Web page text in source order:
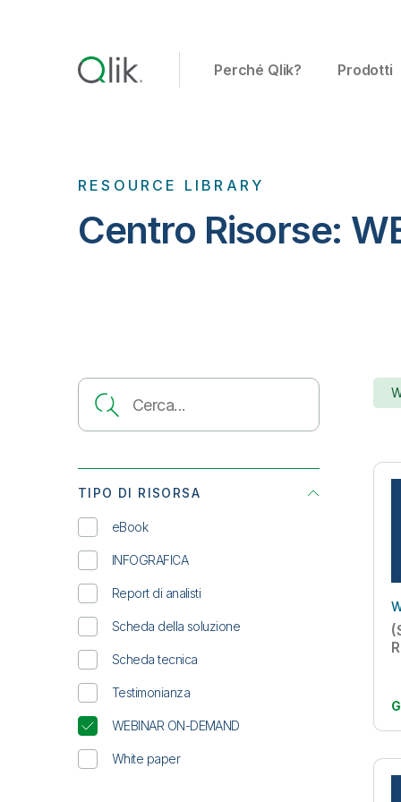
Perché Qlik? Prodotti
RESOURCE LIBRARY
Centro Risorse:
TIPO DI RISORSA
eBook
INFOGRAFICA
Report di analisti
Scheda della soluzione
Scheda tecnica
Testimonianza
WEBINAR ON-DEMAND
White paper